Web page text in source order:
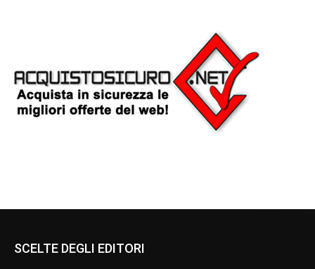
SCELTE DEGLI EDITORI